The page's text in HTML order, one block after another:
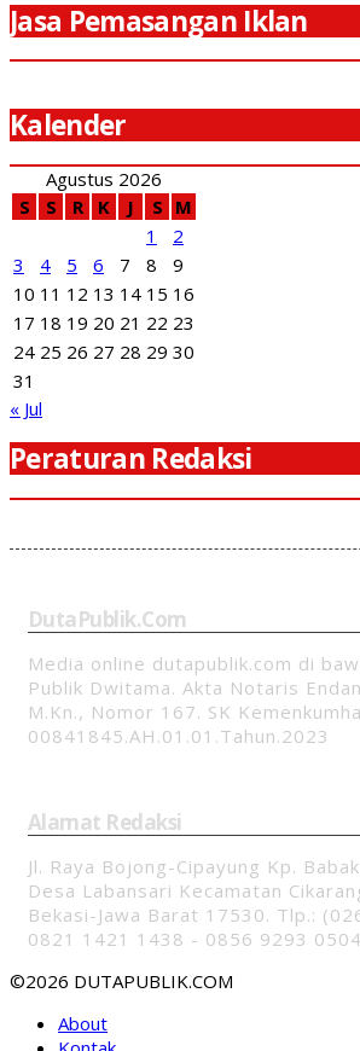
Jasa Pemasangan Iklan
Kalender
Agustus 2026
S
S R K J S M
1
2
3
4 5 6 7 8
9
10 11 12 13 14 15 16
17 18 19 20 21 22 23
24 25 26 27 28 29 30
31
« Jul
Peraturan Redaksi
DutaPublik.com
Media online dutapublik.com di
Publik Dwitama. Akta Notaris
M.Kn., Nomor 167. SK
00841845.AH.01.01.Tahun.2023
Alamat Redaksi
Jl. Raya Bojong-Cipayung Kp.
Desa Labansari Kecamatan
Bekasi-Jawa Barat 17530. Tlp.:
0821 1421 1438 - 0856 9293 0504
©2026 DUTAPUBLIK.COM
About